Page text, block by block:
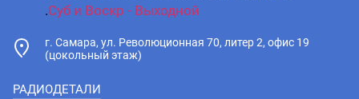
.Суб и Воскр - Выходной
г. Самара, ул. Революционная 70, литер 2, офис 19
(цокольный этаж)
РАДИОДЕТАЛИ